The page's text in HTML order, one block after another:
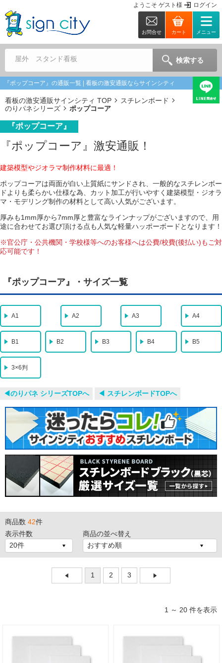
ようこそ ゲスト 様 ログイン
お問合せ カート メニュー
屋外 スタンド看板 検索する
『ポップコーア』の通販一覧 | 看板の激安通販ならサインシティ
看板の激安通販サインシティ TOP
スチレンボード
のりパネシリーズ
ポップコーア
『ポップコーア』
『ポップコーア』激安通販！
建築模型やジオラマ制作材料に最適！
ポップコーアは両面が白い上質紙にサンドされ、一般的なスチレンボー
ドよりも柔らかい仕様な為、カット加工が行いやすく建築模型・ジオラ
マ・モデリング制作の材料として高い人気がございます。
厚みも1mm厚から7mm厚と豊富なラインナップがございますので、用
途に合わせてお選び頂ける点も人気な軽量ハッポーボードとなります！
※官公庁・公共機関・学校様等へのお客様へは公費/校費(後払い)もご対
応可能です！
『ポップコーア』・サイズ一覧
A1 A2 A3 A4
B1 B2 B3 B4 B5
3×6判
◀︎のりパネ シリーズTOPへ ◀︎ スチレンボードTOPへ
商品数 42件
表示件数
商品の並べ替え
1 2 3
1 ～ 20 件を表示